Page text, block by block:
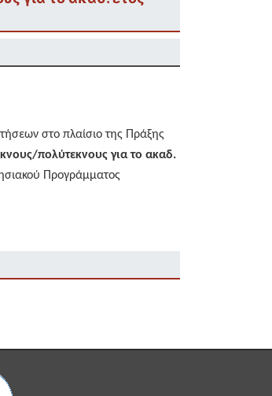
στο πλαίσιο της Πράξης
πολύτεκνους για το ακαδ.
Προγράμματος